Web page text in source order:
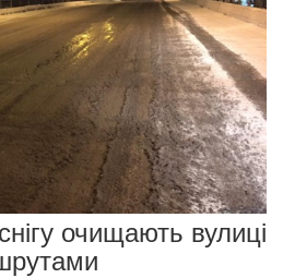
очищають вулиці